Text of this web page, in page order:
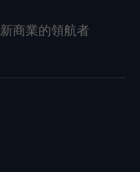
新商業的領航者